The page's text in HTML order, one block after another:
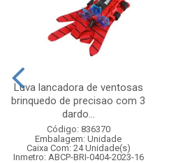
Luva lancadora de ventosas
brinquedo de precisao com 3
dardo...
Código: 836370
Embalagem: Unidade
Caixa Com: 24 Unidade(s)
Inmetro: ABCP-BRI-0404-2023-16